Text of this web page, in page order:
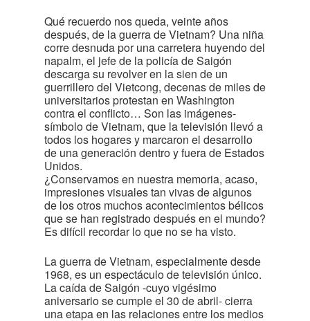
Qué recuerdo nos queda, veinte años
después, de la guerra de Vietnam? Una niña
corre desnuda por una carretera huyendo del
napalm, el jefe de la policía de Saigón
descarga su revolver en la sien de un
guerrillero del Vietcong, decenas de miles de
universitarios protestan en Washington
contra el conflicto… Son las imágenes-
símbolo de Vietnam, que la televisión llevó a
todos los hogares y marcaron el desarrollo
de una generación dentro y fuera de Estados
Unidos.
¿Conservamos en nuestra memoria, acaso,
impresiones visuales tan vivas de algunos
de los otros muchos acontecimientos bélicos
que se han registrado después en el mundo?
Es difícil recordar lo que no se ha visto.
La guerra de Vietnam, especialmente desde
1968, es un espectáculo de televisión único.
La caída de Saigón -cuyo vigésimo
aniversario se cumple el 30 de abril- cierra
una etapa en las relaciones entre los medios